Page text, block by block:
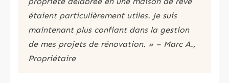
étaient particulièrement utiles. Je suis
maintenant plus confiant dans la gestion
de mes projets de rénovation. » – Marc A.,
Propriétaire